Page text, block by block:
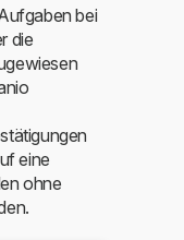
bei
die
eine
ohne